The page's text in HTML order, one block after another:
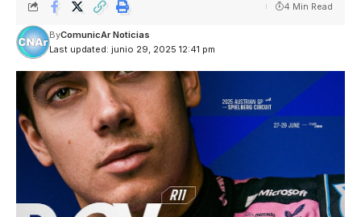
Last updated: junio 29, 2025 12:41 pm
ByComunicAr Noticias
4 Min Read